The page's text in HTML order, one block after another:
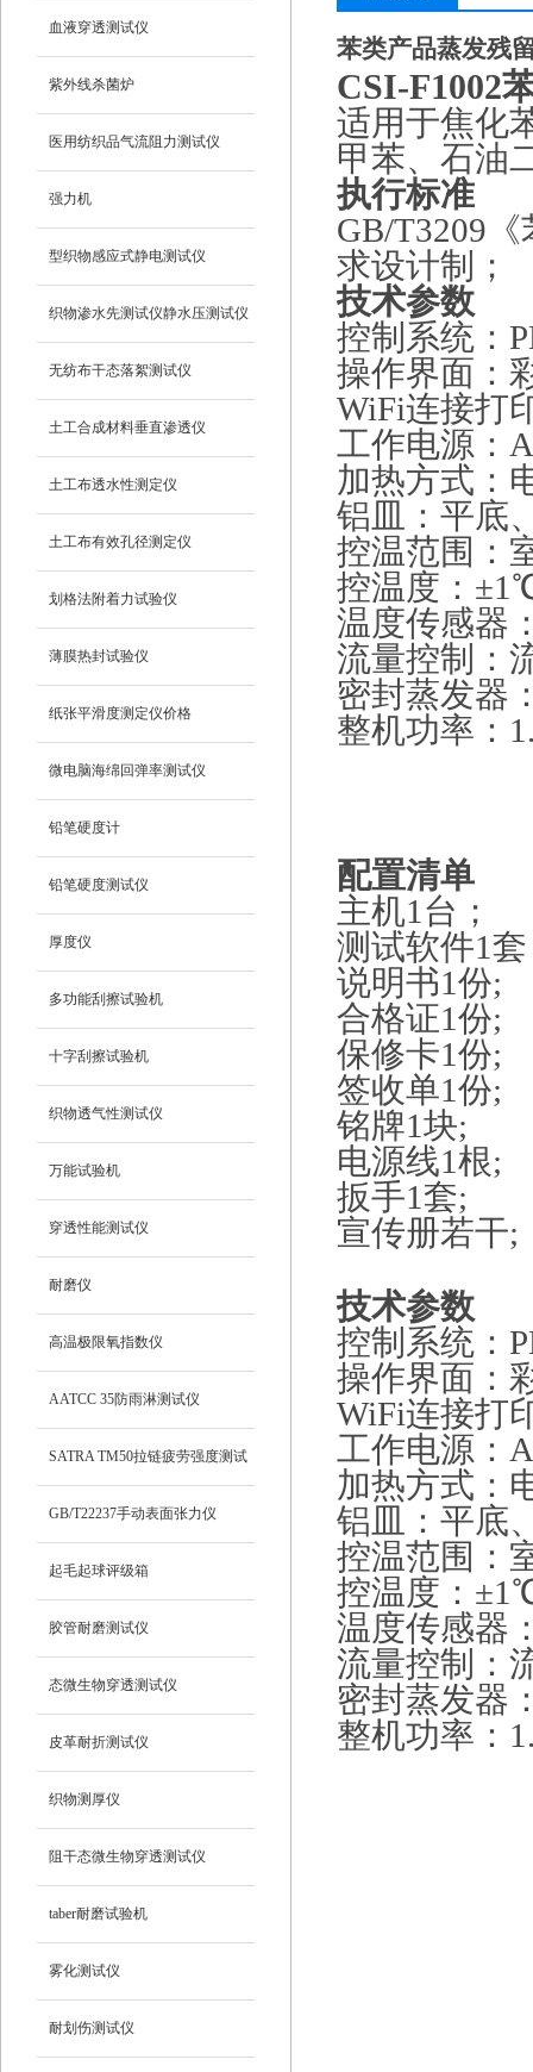
血液穿透测试仪
紫外线杀菌炉
医用纺织品气流阻力测试仪
强力机
型织物感应式静电测试仪
织物渗水先测试仪静水压测试仪
无纺布干态落絮测试仪
土工合成材料垂直渗透仪
土工布透水性测定仪
土工布有效孔径测定仪
划格法附着力试验仪
薄膜热封试验仪
纸张平滑度测定仪价格
微电脑海绵回弹率测试仪
铅笔硬度计
铅笔硬度测试仪
厚度仪
多功能刮擦试验机
十字刮擦试验机
织物透气性测试仪
万能试验机
穿透性能测试仪
耐磨仪
高温极限氧指数仪
AATCC 35防雨淋测试仪
SATRA TM50拉链疲劳强度测试
仪
GB/T22237手动表面张力仪
起毛起球评级箱
胶管耐磨测试仪
态微生物穿透测试仪
皮革耐折测试仪
织物测厚仪
阻干态微生物穿透测试仪
taber耐磨试验机
雾化测试仪
耐划伤测试仪
苯类产品蒸发残
CSI-F1002
适用于焦化
甲苯、石油
执行标准
GB/T3209
求设计制
；
技术参数
控制系统：
操作界面：
WiFi连接打
工作电源：
加热方式：
铝皿：平底
控温范围：
控温度：
温度传感器
流量控制：
密封蒸发器
整机功率：
配置清单
主机1台；
测试软件1
说明书1份;
合格证1份;
保修卡1份;
签收单1份;
铭牌1块;
电源线1根;
扳手1套;
宣传册若干;
技术参数
控制系统：
操作界面：
WiFi连接打
工作电源：
加热方式：
铝皿：平底
控温范围：
控温度：
温度传感器
流量控制：
密封蒸发器
整机功率：